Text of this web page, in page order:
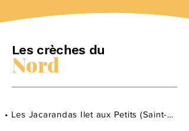
Les crèches du
Nord
• Les Jacarandas Ilet aux Petits (Saint-Denis)